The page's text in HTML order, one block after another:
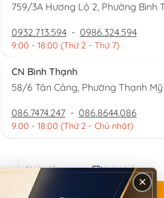
759/3A Hương Lộ 2, Phường Bình
0932.713.594 - 0986.324.594
9:00 - 18:00 (Thứ 2 - Thứ 7)
CN Bình Thạnh
58/6 Tân Cảng, Phường Thạnh Mỹ
086.7474.247 - 086.8644.086
9:00 - 18:00 (Thứ 2 - Chủ nhật)
×